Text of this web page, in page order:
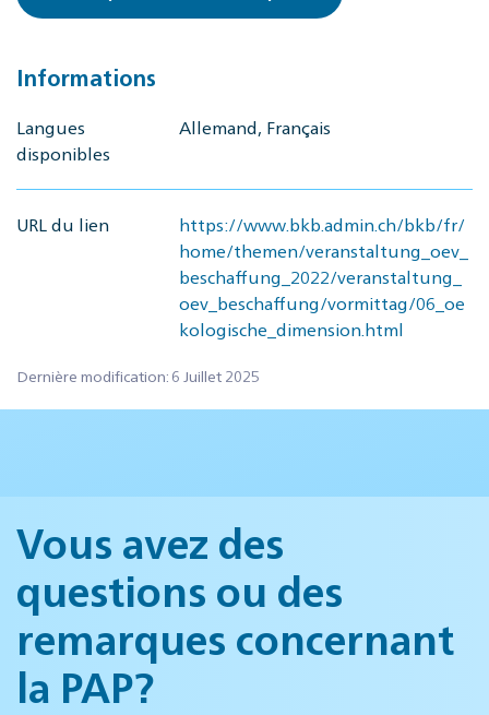
Informations
Langues
disponibles
Allemand, Français
URL du lien
https://www.bkb.admin.ch/bkb/fr/
home/themen/veranstaltung_oev_
beschaffung_2022/veranstaltung_
oev_beschaffung/vormittag/06_oe
kologische_dimension.html
Dernière modification: 6 Juillet 2025
Vous avez des
questions ou des
remarques concernant
la PAP?